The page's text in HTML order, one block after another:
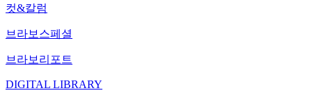
컷&칼럼
브라보스페셜
브라보리포트
DIGITAL LIBRARY